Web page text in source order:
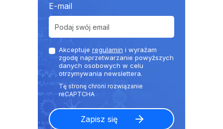
E-mail
Akceptuje regulamin i wyrażam
zgodę naprzetwarzanie powyższych
danych osobowych w celu
otrzymywania newslettera.